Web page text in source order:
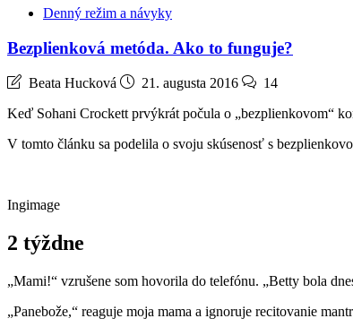
Denný režim a návyky
Bezplienková metóda. Ako to funguje?
Beata Hucková 21. augusta 2016
14
Keď Sohani Crockett prvýkrát počula o „bezplienkovom“
V tomto článku sa podelila o svoju skúsenosť s
Ingimage
2 týždne
„Mami!“ vzrušene som hovorila do telefónu. „Betty bola
„Panebože,“ reaguje moja mama a ignoruje recitovanie